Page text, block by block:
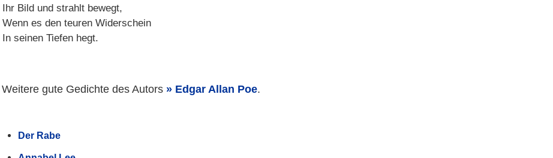
Ihr Bild und strahlt bewegt,
Wenn es den teuren Widerschein
In seinen Tiefen hegt.
Weitere gute Gedichte des Autors Edgar Allan Poe.
Der Rabe